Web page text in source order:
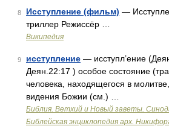
8 Исступление (фильм) —
триллер Режиссёр …
Википедия
9 исступление — исступл’ение
Деян.22:17 ) особое состояние
человека, находящегося в
видения Божии (см.) …
Библия. Ветхий и Новый заветы.
Библейская энциклопедия арх.